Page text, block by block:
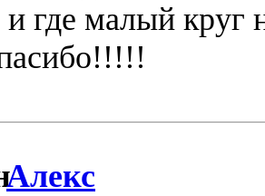
и где малый круг
Алекс